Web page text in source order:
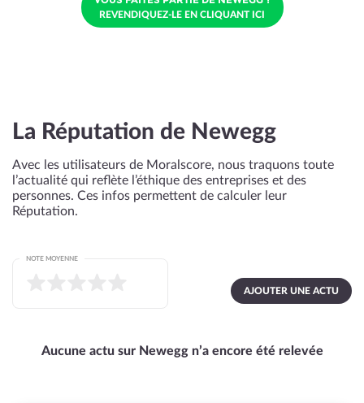
REVENDIQUEZ-LE EN CLIQUANT ICI
La Réputation de Newegg
Avec les utilisateurs de Moralscore, nous traquons toute
l’actualité qui reflète l’éthique des entreprises et des
personnes. Ces infos permettent de calculer leur
Réputation.
AJOUTER UNE ACTU
NOTE MOYENNE
Aucune actu sur Newegg n’a encore été relevée